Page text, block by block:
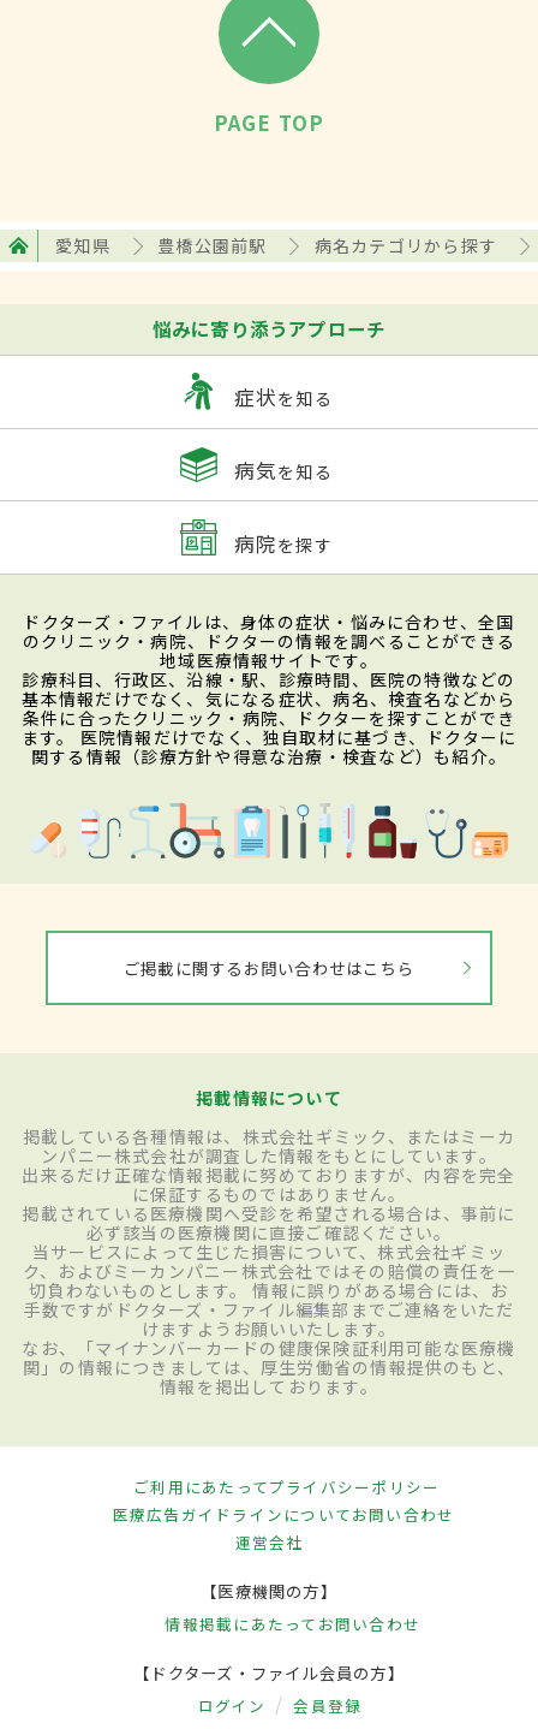
PAGE TOP
愛知県 豊橋公園前駅 病名カテゴリから探す
悩みに寄り添うアプローチ
症状を知る
病気を知る
病院を探す
ドクターズ・ファイルは、身体の症状・悩みに合わせ、全国
のクリニック・病院、ドクターの情報を調べることができる
地域医療情報サイトです。
診療科目、行政区、沿線・駅、診療時間、医院の特徴などの
基本情報だけでなく、気になる症状、病名、検査名などから
条件に合ったクリニック・病院、ドクターを探すことができ
ます。 医院情報だけでなく、独自取材に基づき、ドクターに
関する情報（診療方針や得意な治療・検査など）も紹介。
ご掲載に関するお問い合わせはこちら
掲載情報について
掲載している各種情報は、株式会社ギミック、またはミーカ
ンパニー株式会社が調査した情報をもとにしています。
出来るだけ正確な情報掲載に努めておりますが、内容を完全
に保証するものではありません。
掲載されている医療機関へ受診を希望される場合は、事前に
必ず該当の医療機関に直接ご確認ください。
当サービスによって生じた損害について、株式会社ギミッ
ク、およびミーカンパニー株式会社ではその賠償の責任を一
切負わないものとします。 情報に誤りがある場合には、お
手数ですがドクターズ・ファイル編集部までご連絡をいただ
けますようお願いいたします。
なお、「マイナンバーカードの健康保険証利用可能な医療機
関」の情報につきましては、厚生労働省の情報提供のもと、
情報を掲出しております。
ご利用にあたってプライバシーポリシー
医療広告ガイドラインについてお問い合わせ
運営会社
【医療機関の方】
情報掲載にあたって お問い合わせ
【ドクターズ・ファイル会員の方】
ログイン 会員登録